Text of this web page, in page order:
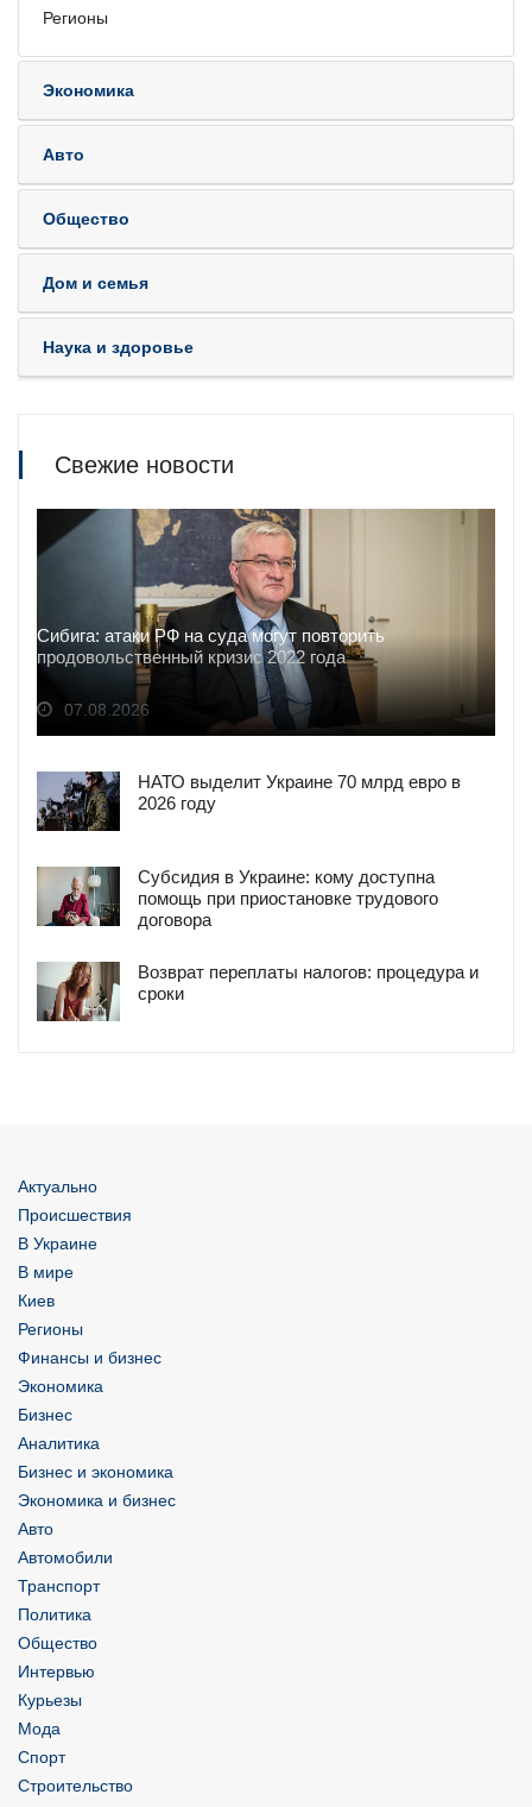
Регионы
Экономика
Авто
Общество
Дом и семья
Наука и здоровье
Свежие новости
Сибига: атаки РФ на суда могут повторить
продовольственный кризис 2022 года
07.08.2026
НАТО выделит Украине 70 млрд евро в
2026 году
Субсидия в Украине: кому доступна
помощь при приостановке трудового
договора
Возврат переплаты налогов: процедура и
сроки
Актуально
Происшествия
В Украине
В мире
Киев
Регионы
Финансы и бизнес
Экономика
Бизнес
Аналитика
Бизнес и экономика
Экономика и бизнес
Авто
Автомобили
Транспорт
Политика
Общество
Интервью
Курьезы
Мода
Спорт
Строительство